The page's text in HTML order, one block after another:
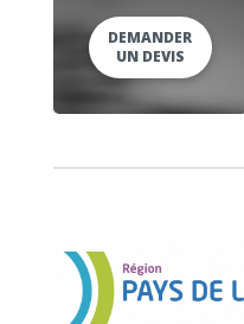
DEMANDER
UN DEVIS